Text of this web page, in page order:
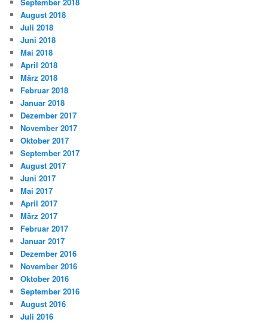
August 2018
Juli 2018
Juni 2018
Mai 2018
April 2018
März 2018
Februar 2018
Januar 2018
Dezember 2017
November 2017
Oktober 2017
September 2017
August 2017
Juni 2017
Mai 2017
April 2017
März 2017
Februar 2017
Januar 2017
Dezember 2016
November 2016
Oktober 2016
September 2016
August 2016
Juli 2016